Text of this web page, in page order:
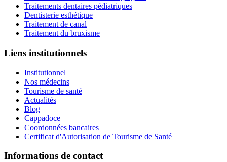
Traitements dentaires pédiatriques
Dentisterie esthétique
Traitement de canal
Traitement du bruxisme
Liens institutionnels
Institutionnel
Nos médecins
Tourisme de santé
Actualités
Blog
Cappadoce
Coordonnées bancaires
Certificat d'Autorisation de Tourisme de Santé
Informations de contact